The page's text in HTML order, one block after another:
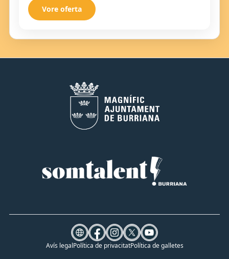
Vore oferta
Avís legalPolítica de privacitatPolítica de galletes